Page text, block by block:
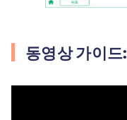
동영상 가이드: